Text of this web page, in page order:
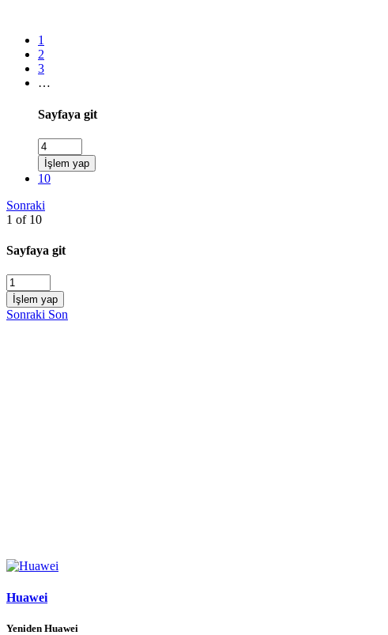
1
2
3
…
Sayfaya git
İşlem yap
10
Sonraki
1 of 10
Sayfaya git
İşlem yap
Sonraki Son
Huawei
Yeniden Huawei